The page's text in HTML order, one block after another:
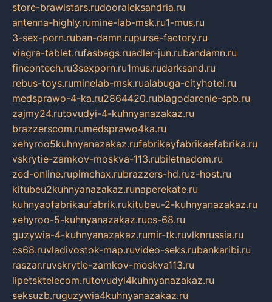
store-brawlstars.rudooraleksandria.ru
antenna-highly.rumine-lab-msk.ru1-mus.ru
3-sex-porn.ruban-damn.rupurse-factory.ru
viagra-tablet.rufasbags.ruadler-jun.rubandamn.ru
fincontech.ru3sexporn.ru1mus.rudarksand.ru
rebus-toys.ruminelab-msk.rualabuga-cityhotel.ru
medsprawo-4-ka.ru2864420.rublagodarenie-spb.ru
zajmy24.rutovudyi-4-kuhnyanazakaz.ru
brazzerscom.rumedsprawo4ka.ru
xehyroo5kuhnyanazakaz.rufabrikayfabrikaefabrika.ru
vskrytie-zamkov-moskva-113.rubiletnadom.ru
zed-online.rupimchax.rubrazzers-hd.ruz-host.ru
kitubeu2kuhnyanazakaz.runaperekate.ru
kuhnyaofabrikaufabrik.rukitubeu-2-kuhnyanazakaz.ru
xehyroo-5-kuhnyanazakaz.rucs-68.ru
guzywia-4-kuhnyanazakaz.rumir-tk.ruvlknrussia.ru
cs68.ruvladivostok-map.ruvideo-seks.rubankaribi.ru
raszar.ruvskrytie-zamkov-moskva113.ru
lipetsktelecom.rutovudyi4kuhnyanazakaz.ru
seksuzb.ruguzywia4kuhnyanazakaz.ru